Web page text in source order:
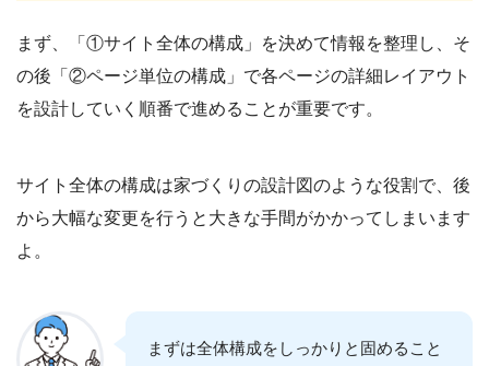
まず、「①サイト全体の構成」を決めて情報を整理し、そ
の後「②ページ単位の構成」で各ページの詳細レイアウト
を設計していく順番で進めることが重要です。
サイト全体の構成は家づくりの設計図のような役割で、後
から大幅な変更を行うと大きな手間がかかってしまいます
よ。
まずは全体構成をしっかりと固めること